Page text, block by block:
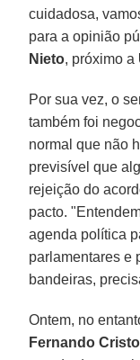
cuidadosa,
para a opinião
Nieto, próximo a
Por sua vez, o
também foi
normal que não
previsível que
rejeição do
pacto.
agenda política
parlamentares e
bandeiras,
Ontem, no
Fernando Cristo